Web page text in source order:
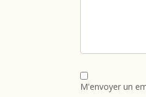
M'envoyer un